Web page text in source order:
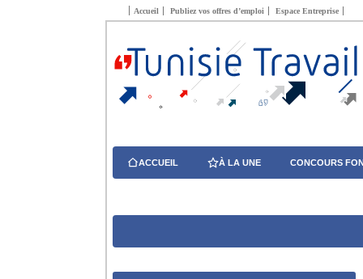
Accueil Publiez vos offres d’emploi Espace Entreprise
ACCUEIL À LA UNE CONCOURS